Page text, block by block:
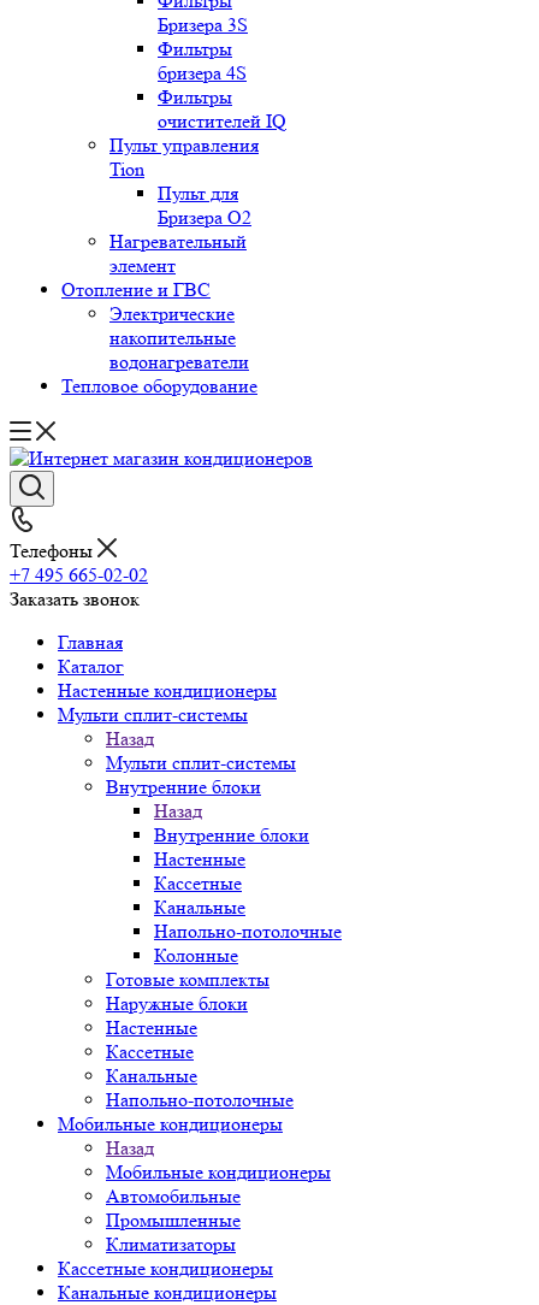
Бризера 3S
Фильтры
бризера 4S
Фильтры
очистителей IQ
Пульт управления
Tion
Пульт для
Бризера O2
Нагревательный
элемент
Отопление и ГВС
Электрические
накопительные
водонагреватели
Тепловое оборудование
Телефоны
+7 495 665-02-02
Заказать звонок
Главная
Каталог
Настенные кондиционеры
Мульти сплит-системы
Назад
Мульти сплит-системы
Внутренние блоки
Назад
Внутренние блоки
Настенные
Кассетные
Канальные
Напольно-потолочные
Колонные
Готовые комплекты
Наружные блоки
Настенные
Кассетные
Канальные
Напольно-потолочные
Мобильные кондиционеры
Назад
Мобильные кондиционеры
Автомобильные
Промышленные
Климатизаторы
Кассетные кондиционеры
Канальные кондиционеры